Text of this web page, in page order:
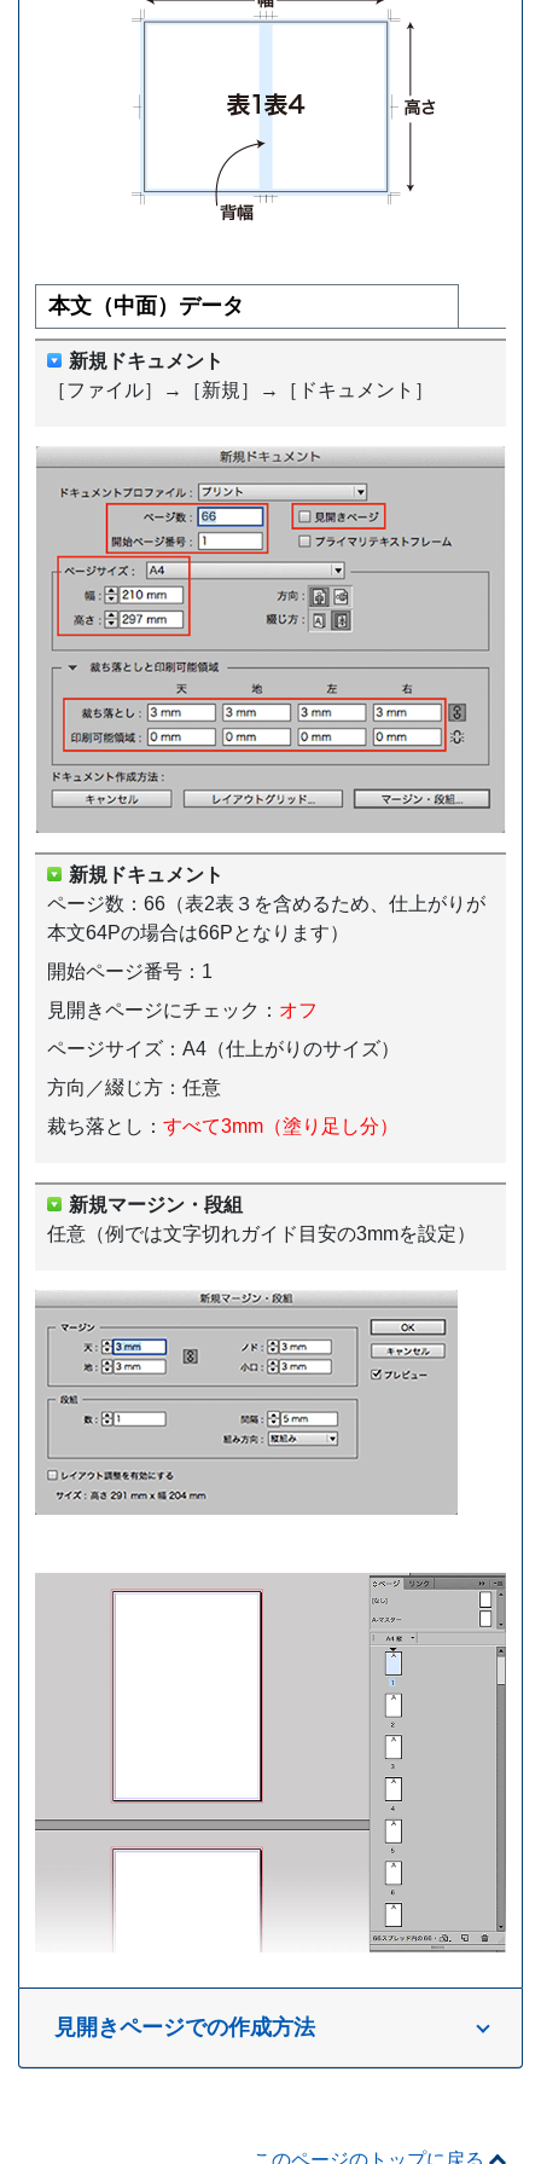
本文（中面）データ
新規ドキュメント
［ファイル］→［新規］→［ドキュメント］
新規ドキュメント
ページ数：66（表2表３を含めるため、仕上がりが
本文64Pの場合は66Pとなります）
開始ページ番号：1
見開きページにチェック： オフ
ページサイズ：A4（仕上がりのサイズ）
方向／綴じ方：任意
裁ち落とし： すべて3mm（塗り足し分）
新規マージン・段組
任意（例では文字切れガイド目安の3mmを設定）
見開きページでの作成方法
このページのトップに戻る